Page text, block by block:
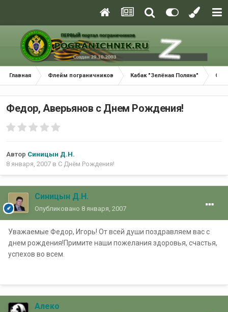
Главная Флейм пограничников Кабак "Зелёная Поляна" С
Федор, Аверьянов с Днем Рождения!
Автор Синицын Д.Н.
8 января, 2007 в С Днём Рождения!
Синицын Д.Н.
Опубликовано 8 января, 2007
Уважаемые Федор, Игорь! От всей души поздравляем вас с
днем рождения!Примите наши пожелания здоровья, счастья,
успехов во всем.
Алеко